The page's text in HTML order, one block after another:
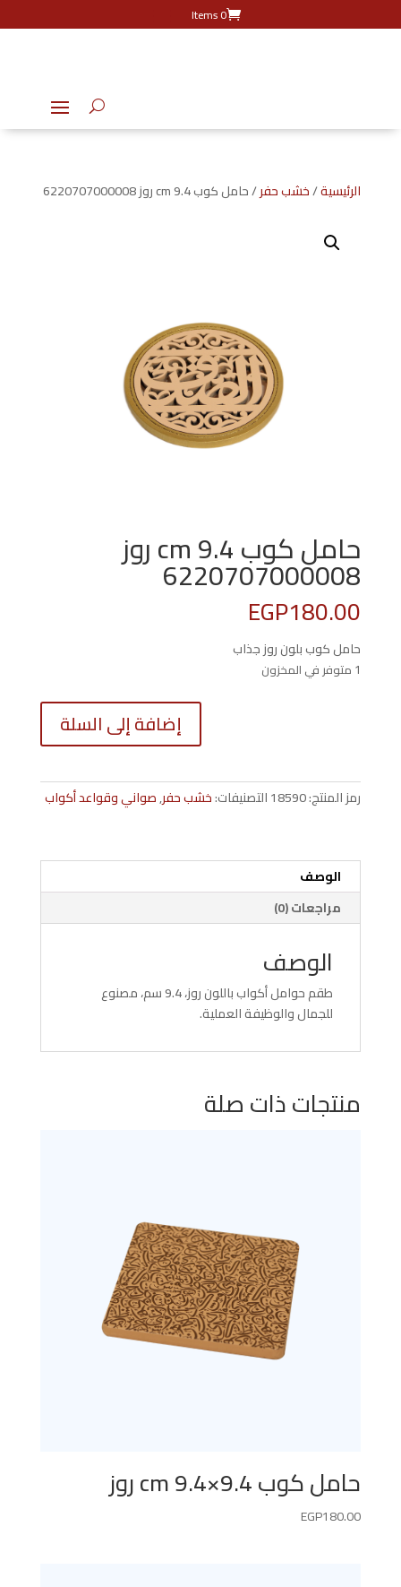
0 Items
الرئيسية/خشب حفر/ حامل كوب 9.4 cm روز 6220707000008
حامل كوب 9.4 cm روز
6220707000008
EGP180.00
حامل كوب بلون روز جذاب
1 متوفر في المخزون
كمية
كوب
إضافة إلى السلة
رمز المنتج:18590التصنيفات:خشب حفر,صواني وقواعد أكواب
الوصف
مراجعات (0)
الوصف
طقم حوامل أكواب باللون روز، 9.4 سم، مصنوع
للجمال والوظيفة العملية.
منتجات ذات صلة
حامل كوب 9.4×9.4 cm روز
EGP180.00